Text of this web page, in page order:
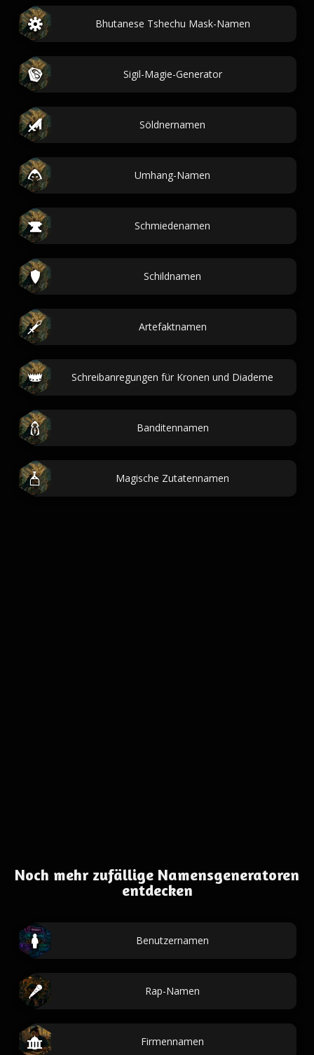
Bhutanese Tshechu Mask-Namen
Sigil-Magie-Generator
Söldnernamen
Umhang-Namen
Schmiedenamen
Schildnamen
Artefaktnamen
Schreibanregungen für Kronen und Diademe
Banditennamen
Magische Zutatennamen
Noch mehr zufällige Namensgeneratoren
entdecken
Benutzernamen
Rap-Namen
Firmennamen